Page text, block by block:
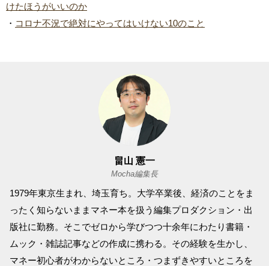
けたほうがいいのか
・ コロナ不況で絶対にやってはいけない10のこと
畠山 憲一
Mocha編集長
1979年東京生まれ、埼玉育ち。大学卒業後、経済のことをま
ったく知らないままマネー本を扱う編集プロダクション・出
版社に勤務。そこでゼロから学びつつ十余年にわたり書籍・
ムック・雑誌記事などの作成に携わる。その経験を生かし、
マネー初心者がわからないところ・つまずきやすいところを